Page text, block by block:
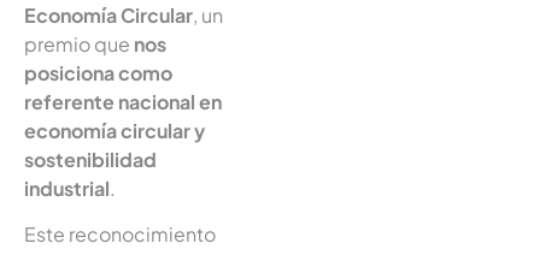
Economía Circular, un
premio que nos
posiciona como
referente nacional en
economía circular y
sostenibilidad
industrial.
Este reconocimiento